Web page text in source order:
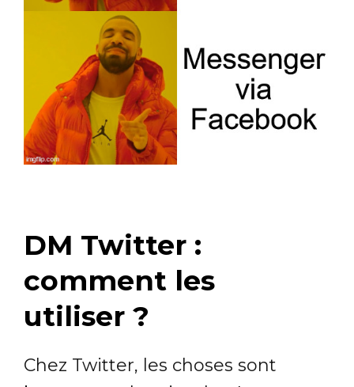
DM Twitter :
comment les
utiliser ?
Chez Twitter, les choses sont